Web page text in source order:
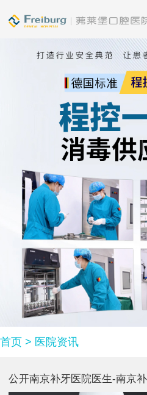
首页 > 医院资讯
公开南京补牙医院医生-南京